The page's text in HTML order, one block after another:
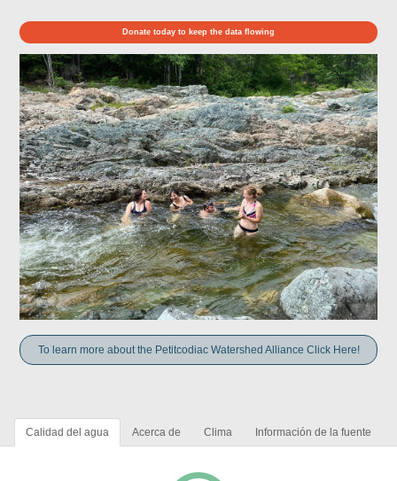
Donate today to keep the data flowing
To learn more about the Petitcodiac Watershed Alliance Click Here!
Calidad del agua Acerca de Clima Información de la fuente